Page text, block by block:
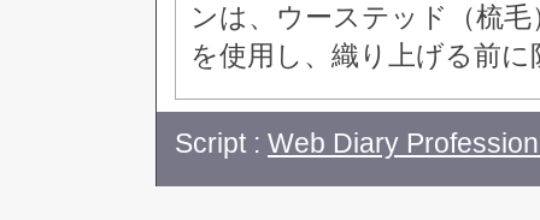
ンは、ウーステッド（梳
を使用し、織り上げる前
Script : Web Diary